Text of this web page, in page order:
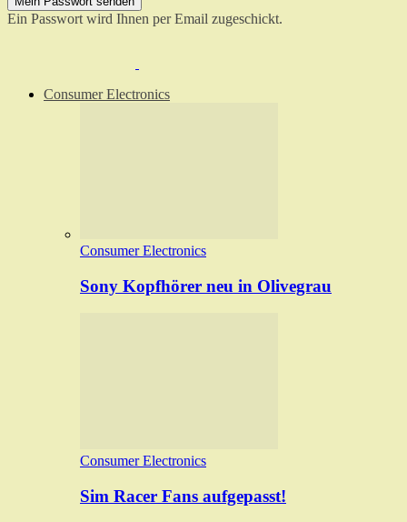
Ein Passwort wird Ihnen per Email zugeschickt.
Consumer Electronics
Consumer Electronics
Sony Kopfhörer neu in Olivegrau
Consumer Electronics
Sim Racer Fans aufgepasst!